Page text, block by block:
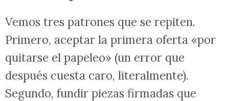
Vemos tres patrones que se repiten.
Primero, aceptar la primera oferta «por
quitarse el papeleo» (un error que
después cuesta caro, literalmente).
Segundo, fundir piezas firmadas que